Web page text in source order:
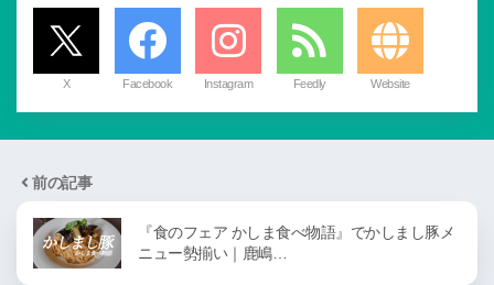
X Facebook Instagram Feedly Website
前の記事
『食のフェア かしま食べ物語』でかしまし豚メ
ニュー勢揃い｜鹿嶋…